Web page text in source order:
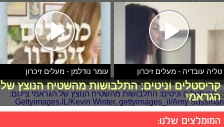
טליה עובדיה - מעלים זיכרון עומר נודלמן - מעלים זיכרון
קריסטלים וניטים: התלבושות מהשטיח הנוצץ של
הגראמי
המומלצים שלנו: